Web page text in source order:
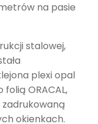
na pasie
stalowej,
plexi opal
ORACAL,
zadrukowaną
okienkach.